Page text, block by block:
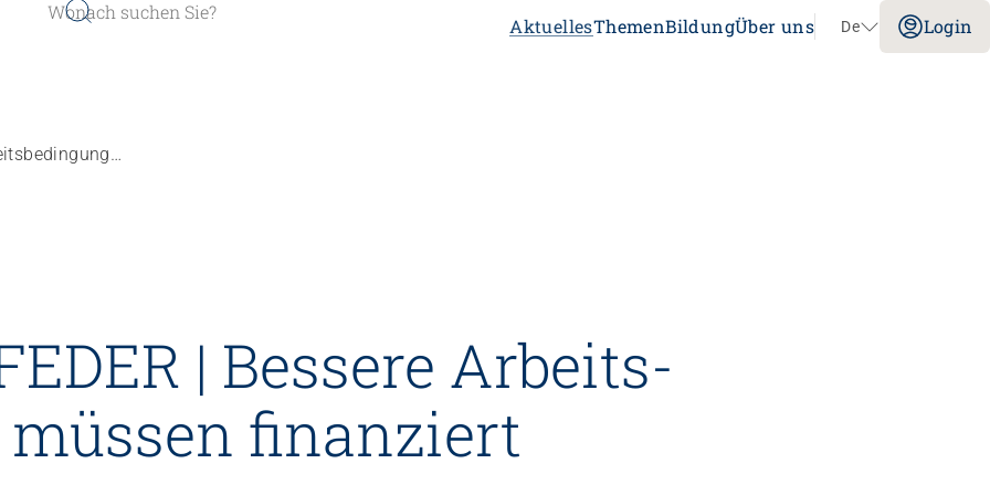
Navigation überspringen
AktuellesThemenBildungÜber uns De Login
finden
Führung und Management
Kindheits- und Sozialpädagogik
Pflege und Betreuung
Gastronomie und Hauswirtschaft
POLITISCHE FEDER | Bessere Arbeits­bedingungen müssen finanziert werden
| Bessere Arbeits­
finanziert